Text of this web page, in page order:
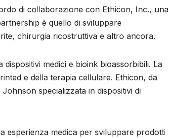
di collaborazione con Ethicon, Inc., una
è quello di sviluppare
chirurgia ricostruttiva e altro ancora.
medici e bioink bioassorbibili. La
e della terapia cellulare. Ethicon, da
specializzata in dispositivi di
esperienza medica per sviluppare prodotti